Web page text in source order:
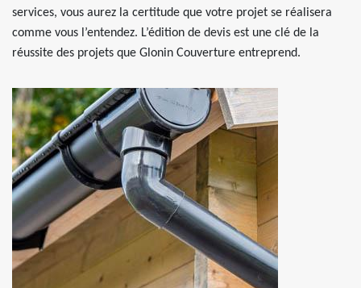
services, vous aurez la certitude que votre projet se réalisera
comme vous l’entendez. L’édition de devis est une clé de la
réussite des projets que Glonin Couverture entreprend.